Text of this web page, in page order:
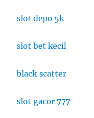
slot depo 5k
slot bet kecil
black scatter
slot gacor 777